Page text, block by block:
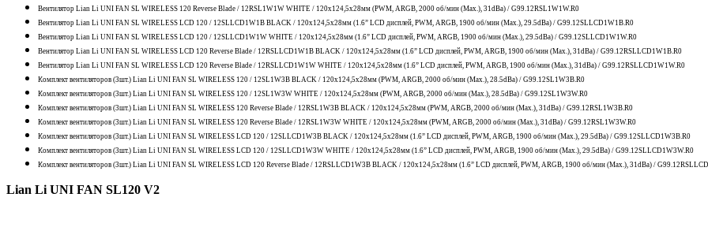
Вентилятор Lian Li UNI FAN SL WIRELESS 120 Reverse Blade / 12RSL1W1W WHITE / 120x124,5x28мм (PWM, ARGB, 2000 об/мин (Max.), 31dBa) / G99.12RSL1W1W.R0
Вентилятор Lian Li UNI FAN SL WIRELESS LCD 120 / 12SLLCD1W1B BLACK / 120x124,5x28мм (1.6” LCD дисплей, PWM, ARGB, 1900 об/мин (Max.), 29.5dBa) / G99.12SLLCD1W1B.R0
Вентилятор Lian Li UNI FAN SL WIRELESS LCD 120 / 12SLLCD1W1W WHITE / 120x124,5x28мм (1.6” LCD дисплей, PWM, ARGB, 1900 об/мин (Max.), 29.5dBa) / G99.12SLLCD1W1W.R0
Вентилятор Lian Li UNI FAN SL WIRELESS LCD 120 Reverse Blade / 12RSLLCD1W1B BLACK / 120x124,5x28мм (1.6” LCD дисплей, PWM, ARGB, 1900 об/мин (Max.), 31dBa) / G99.12RSLLCD1W1B.R0
Вентилятор Lian Li UNI FAN SL WIRELESS LCD 120 Reverse Blade / 12RSLLCD1W1W WHITE / 120x124,5x28мм (1.6” LCD дисплей, PWM, ARGB, 1900 об/мин (Max.), 31dBa) / G99.12RSLLCD1W1W.R0
Комплект вентиляторов (3шт.) Lian Li UNI FAN SL WIRELESS 120 / 12SL1W3B BLACK / 120x124,5x28мм (PWM, ARGB, 2000 об/мин (Max.), 28.5dBa) / G99.12SL1W3B.R0
Комплект вентиляторов (3шт.) Lian Li UNI FAN SL WIRELESS 120 / 12SL1W3W WHITE / 120x124,5x28мм (PWM, ARGB, 2000 об/мин (Max.), 28.5dBa) / G99.12SL1W3W.R0
Комплект вентиляторов (3шт.) Lian Li UNI FAN SL WIRELESS 120 Reverse Blade / 12RSL1W3B BLACK / 120x124,5x28мм (PWM, ARGB, 2000 об/мин (Max.), 31dBa) / G99.12RSL1W3B.R0
Комплект вентиляторов (3шт.) Lian Li UNI FAN SL WIRELESS 120 Reverse Blade / 12RSL1W3W WHITE / 120x124,5x28мм (PWM, ARGB, 2000 об/мин (Max.), 31dBa) / G99.12RSL1W3W.R0
Комплект вентиляторов (3шт.) Lian Li UNI FAN SL WIRELESS LCD 120 / 12SLLCD1W3B BLACK / 120x124,5x28мм (1.6” LCD дисплей, PWM, ARGB, 1900 об/мин (Max.), 29.5dBa) / G99.12SLLCD1W3B.R0
Комплект вентиляторов (3шт.) Lian Li UNI FAN SL WIRELESS LCD 120 / 12SLLCD1W3W WHITE / 120x124,5x28мм (1.6” LCD дисплей, PWM, ARGB, 1900 об/мин (Max.), 29.5dBa) / G99.12SLLCD1W3W.R0
Комплект вентиляторов (3шт.) Lian Li UNI FAN SL WIRELESS LCD 120 Reverse Blade / 12RSLLCD1W3B BLACK / 120x124,5x28мм (1.6” LCD дисплей, PWM, ARGB, 1900 об/мин (Max.), 31dBa) /
Lian Li UNI FAN SL120 V2